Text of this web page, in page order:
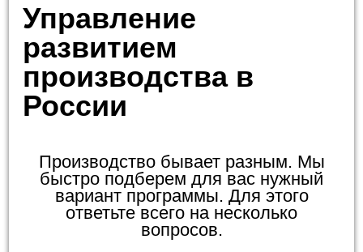
Управление
развитием
производства в
России
Производство бывает разным. Мы
быстро подберем для вас нужный
вариант программы. Для этого
ответьте всего на несколько
вопросов.